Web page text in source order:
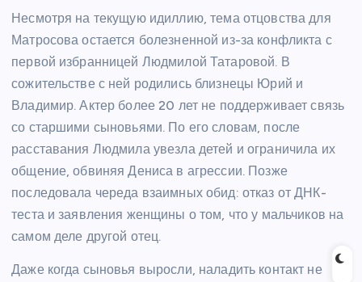
Несмотря на текущую идиллию, тема отцовства для
Матросова остается болезненной из-за конфликта с
первой избранницей Людмилой Татаровой. В
сожительстве с ней родились близнецы Юрий и
Владимир. Актер более 20 лет не поддерживает связь
со старшими сыновьями. По его словам, после
расставания Людмила увезла детей и ограничила их
общение, обвиняя Дениса в агрессии. Позже
последовала череда взаимных обид: отказ от ДНК-
теста и заявления женщины о том, что у мальчиков на
самом деле другой отец.
Даже когда сыновья выросли, наладить контакт не